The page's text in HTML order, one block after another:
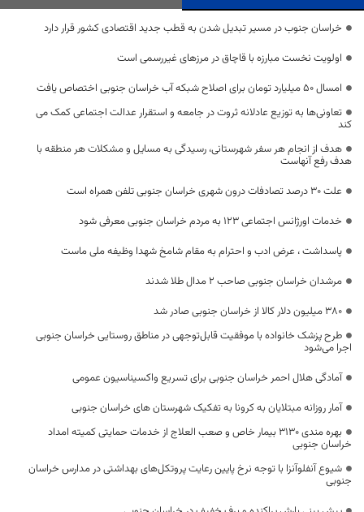
خراسان جنوب در مسیر تبدیل شدن به قطب جدید اقتصادی کشور قرار دارد
اولویت نخست مبارزه با قاچاق در مرزهای غیررسمی است
امسال ۵۰ میلیارد تومان برای اصلاح شبکه‌ آب خراسان جنوبی اختصاص یافت
تعاونی‌‏ها به توزیع عادلانه ثروت در جامعه و استقرار عدالت اجتماعی کمک می
کند
هدف از انجام هر سفر شهرستانی، رسیدگی به مسایل و مشکلات هر منطقه با
هدف رفع آنهاست
علت ۳۰ درصد تصادفات درون شهری خراسان جنوبی تلفن همراه است
خدمات اورژانس اجتماعی ۱۲۳ به مردم خراسان جنوبی معرفی شود
پاسداشت ، عرض ادب و احترام به مقام شامخ شهدا وظیفه ملی ماست
مرشدان خراسان جنوبی صاحب ۲ مدال طلا شدند
۳۸۰ میلیون دلار کالا از خراسان جنوبی صادر شد
طرح پزشک خانواده با موفقیت قابل‌توجهی در مناطق روستایی خراسان جنوبی
اجرا می‌شود
آمادگی هلال احمر خراسان جنوبی برای تسریع واکسیناسیون عمومی
آمار روزانه مبتلایان به کرونا به تفکیک شهرستان های خراسان جنوبی
بهره مندی ۳۱۳۰ بیمار خاص و صعب العلاج از خدمات حمایتی کمیته امداد
خراسان جنوبی
شیوع آنفلوآنزا با توجه نرخ پایین رعایت پروتکل‌های بهداشتی در مدارس خراسان
جنوبی